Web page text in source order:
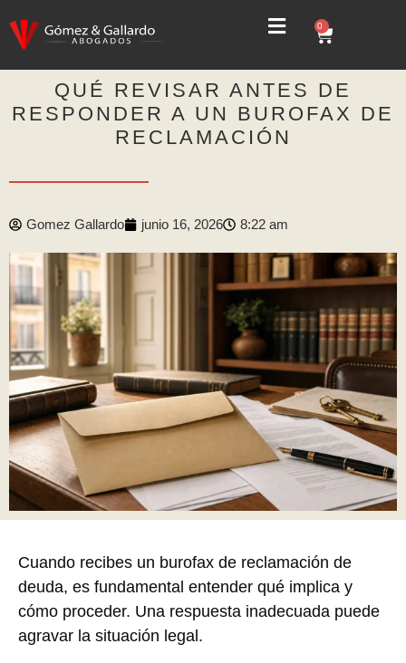
0
QUÉ REVISAR ANTES DE
RESPONDER A UN BUROFAX DE
RECLAMACIÓN
Gomez Gallardo junio 16, 2026 8:22 am
Cuando recibes un burofax de reclamación de
deuda, es fundamental entender qué implica y
cómo proceder. Una respuesta inadecuada puede
agravar la situación legal.